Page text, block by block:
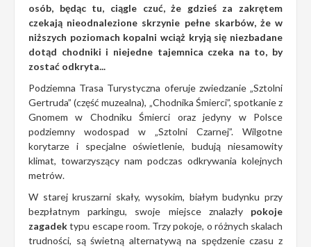
osób, będąc tu, ciągle czuć, że gdzieś za zakrętem
czekają nieodnalezione skrzynie pełne skarbów, że w
niższych poziomach kopalni wciąż kryją się niezbadane
dotąd chodniki i niejedne tajemnica czeka na to, by
zostać odkryta...
Podziemna Trasa Turystyczna oferuje zwiedzanie „Sztolni
Gertruda” (część muzealna), „Chodnika Śmierci”, spotkanie z
Gnomem w Chodniku Śmierci oraz jedyny w Polsce
podziemny wodospad w „Sztolni Czarnej”. Wilgotne
korytarze i specjalne oświetlenie, budują niesamowity
klimat, towarzyszący nam podczas odkrywania kolejnych
metrów.
W starej kruszarni skały, wysokim, białym budynku przy
bezpłatnym parkingu, swoje miejsce znalazły pokoje
zagadektypu escape room. Trzy pokoje, o różnych skalach
trudności, są świetną alternatywą na spędzenie czasu z